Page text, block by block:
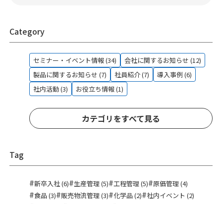
Category
セミナー・イベント情報 (34)
会社に関するお知らせ (12)
製品に関するお知らせ (7)
社員紹介 (7)
導入事例 (6)
社内活動 (3)
お役立ち情報 (1)
カテゴリをすべて見る
Tag
#新卒入社 (6)#生産管理 (5)#工程管理 (5)#原価管理 (4)
#食品 (3)#販売物流管理 (3)#化学品 (2)#社内イベント (2)